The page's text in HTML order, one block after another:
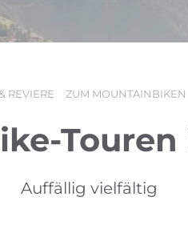
REVIERE ZUM MOUNTAINBIKEN
Auffällig vielfältig